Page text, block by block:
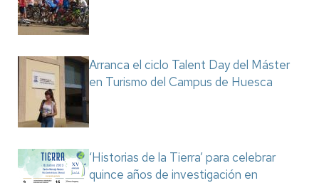
Arranca el ciclo Talent Day del Máster
en Turismo del Campus de Huesca
‘Historias de la Tierra’ para celebrar
quince años de investigación en